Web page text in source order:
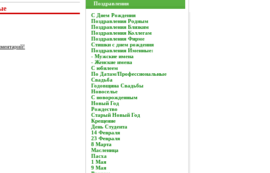
Поздравления
C Днем Рождения
Поздравления Родным
Поздравления Близким
Поздравления Коллегам
Поздравления Фирме
Стишки с днем рождения
Поздравления Именные:
- Мужские имена
- Женские имена
С юбилеем
По Датам/Профессиональные
Свадьба
Годовщина Свадьбы
Новоселье
С новорожденным
Новый Год
Рождество
Старый Новый Год
Крещение
День Студента
14 Февраля
23 Февраля
8 Марта
Масленица
Пасха
1 Мая
9 Мая